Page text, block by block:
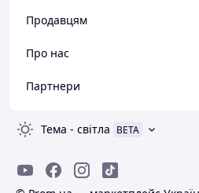
Продавцям
Про нас
Партнери
Тема - світла BETA